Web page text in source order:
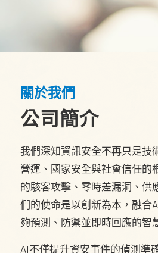
關於我們
公司簡介
我們深知資訊安全不再只是技
營運、國家安全與社會信任的
的駭客攻擊、零時差漏洞、供
們的使命是以創新為本，融合
夠預測、防禦並即時回應的智
AI不僅提升資安事件的偵測準